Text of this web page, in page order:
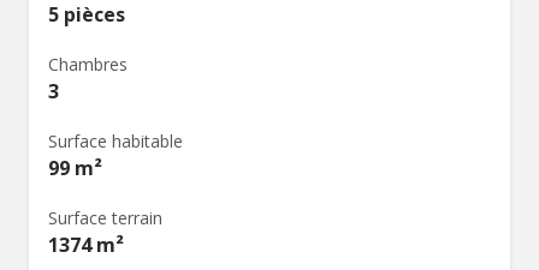
5 pièces
Chambres
3
Surface habitable
99 m²
Surface terrain
1374 m²